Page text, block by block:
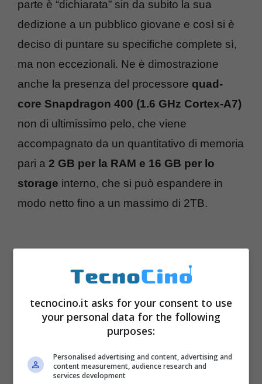
parte è “dichiarata” sin da subito la sua
dedizione a un pubblico giovane e così si è
deciso di puntare su specifiche complete sì,
ma non eccezionali. Ne è dimostrazione
anche la presenza del processore quad-
core Snapdragon 400 (1.6 GHz Cortex-A7)
non di ultimissimo pelo, che viene
accompagnato da un quantitativo di memoria
pari a 2 GB per la RAM e 16 GB per lo
storage interno, che si può espandere in
modo netto fino a un massimo di 2TB.
tecnocino.it asks for your consent to use
your personal data for the following
purposes:
Personalised advertising and content, advertising and
content measurement, audience research and
services development